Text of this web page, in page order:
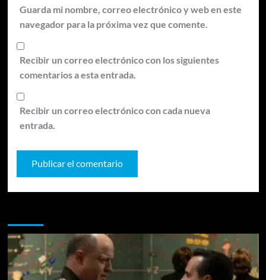
Guarda mi nombre, correo electrónico y web en este
navegador para la próxima vez que comente.
Recibir un correo electrónico con los siguientes
comentarios a esta entrada.
Recibir un correo electrónico con cada nueva
entrada.